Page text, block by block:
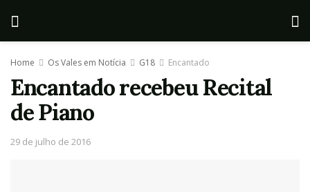
Home Os Vales em Notícia G18 Encantado
Encantado recebeu Recital
de Piano
29 de julho de 2016